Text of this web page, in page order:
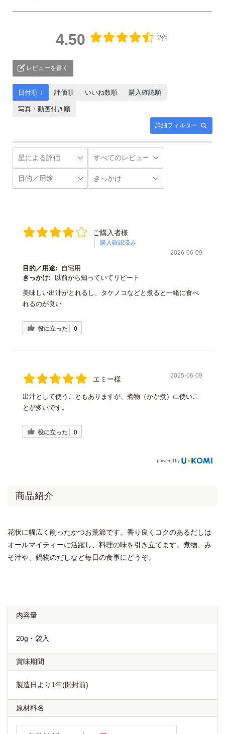
4.50 2件
レビューを書く
詳細フィルター
日付順 ↓ 評価順 いいね数順 購入確認順
写真・動画付き順
ご購入者様
購入確認済み
2026-06-09
目的／用途:
自宅用
きっかけ:
以前から知っていてリピート
美味しい出汁がとれるし、タケノコなどと煮ると一緒に食べ
れるのが良い
役に立った 0
エミー様 2025-06-09
出汁として使うこともありますが、煮物（かか煮）に使いこ
とが多いです。
役に立った 0
商品紹介
花状に幅広く削ったかつお荒節です。香り良くコクのあるだしは
オールマイティーに活躍し、料理の味を引き立てます。煮物、み
そ汁や、鍋物のだしなど毎日の食事にどうぞ。
内容量
20g・袋入
賞味期間
製造日より1年(開封前)
原材料名